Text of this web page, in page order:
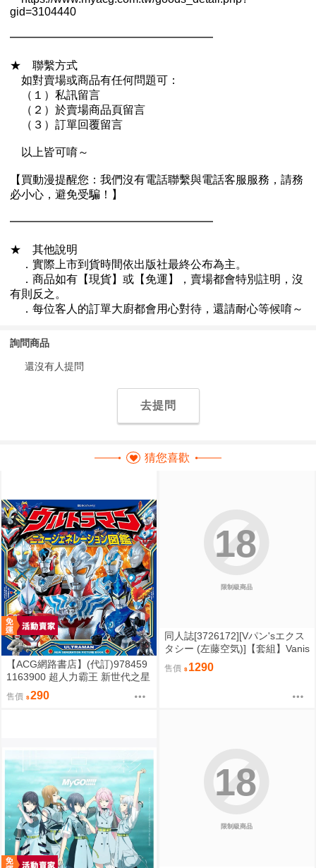
詢問商品
還沒有人提問
去提問
猜您喜歡
【ACG網路書店】(代訂)978459
1163900 超人力霸王 新世代之星
售價 290
限制級商品
18
同人誌[3726172][Vパン'sエクス
タシー (左藤空気)]【套組】Vanis
hing Reality5 ～サキュバスアプ
リケーション～ (原創)
售價 1290
限制級商品
18